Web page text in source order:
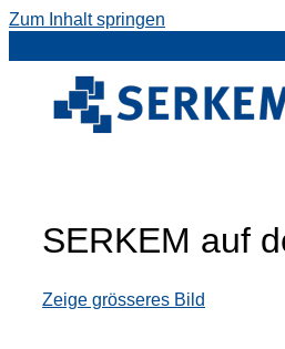
Zum Inhalt springen
Zeige grösseres Bild
SERKEM auf